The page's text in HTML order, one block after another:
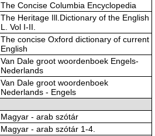
The Concise Columbia Encyclopedia
The Heritage Ill.Dictionary of the English
L. Vol I-II.
The concise Oxford dictionary of current
English
Van Dale groot woordenboek Engels-
Nederlands
Van Dale groot woordenboek
Nederlands - Engels
Magyar - arab szótár
Magyar - arab szótár 1-4.